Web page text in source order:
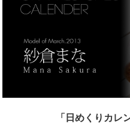
「日めくりカレ